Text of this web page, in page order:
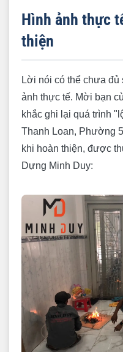
Hình ảnh thực
thiện
Lời nói có thể chưa đủ
ảnh thực tế. Mời bạn
khắc ghi lại quá trình
Thanh Loan, Phường
khi hoàn thiện, được
Dựng Minh Duy: